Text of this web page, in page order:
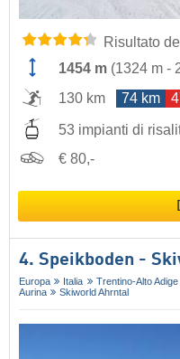
Risultato
1454 m (1324 m -
130 km
74 km
53 impianti di
€ 80,-
4. Speikboden -
Europa Italia Trentino-Alto Adige
Aurina
Skiworld Ahrntal